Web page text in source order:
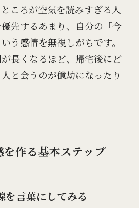
ころが空気を読みすぎる人
先するあまり、自分の「今
う感情を無視しがちです。
長くなるほど、帰宅後にど
と会うのが億劫になったり
作る基本ステップ
を言葉にしてみる